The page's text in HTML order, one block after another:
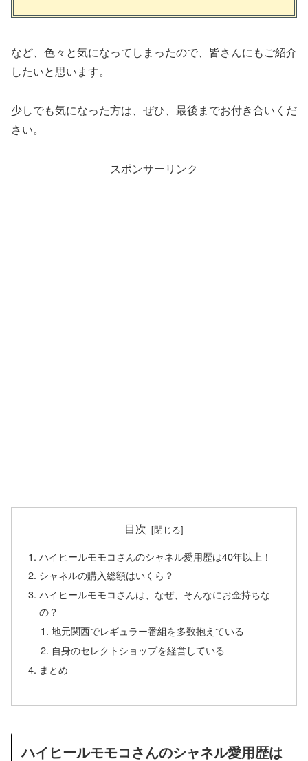
など、色々と気になってしまったので、皆さんにもご紹介
したいと思います。
少しでも気になった方は、ぜひ、最後までお付き合いくだ
さい。
スポンサーリンク
目次
ハイヒールモモコさんのシャネル愛用歴は40年以上！
シャネルの購入総額はいくら？
ハイヒールモモコさんは、なぜ、そんなにお金持ちな
の？
地元関西でレギュラー番組を多数抱えている
自身のセレクトショップを経営している
まとめ
ハイヒールモモコさんのシャネル愛用歴は